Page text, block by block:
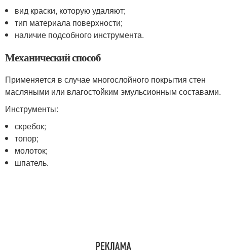
вид краски, которую удаляют;
тип материала поверхности;
наличие подсобного инструмента.
Механический способ
Применяется в случае многослойного покрытия стен
масляными или влагостойким эмульсионным составами.
Инструменты:
скребок;
топор;
молоток;
шпатель.